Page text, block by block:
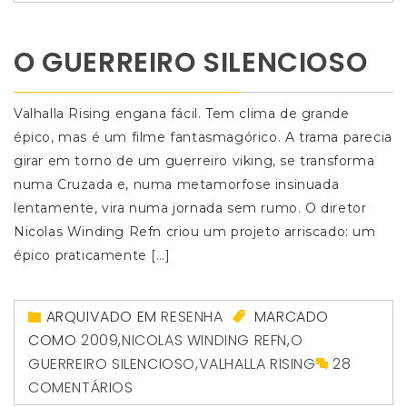
O GUERREIRO SILENCIOSO
Valhalla Rising engana fácil. Tem clima de grande
épico, mas é um filme fantasmagórico. A trama parecia
girar em torno de um guerreiro viking, se transforma
numa Cruzada e, numa metamorfose insinuada
lentamente, vira numa jornada sem rumo. O diretor
Nicolas Winding Refn criou um projeto arriscado: um
épico praticamente […]
ARQUIVADO EMRESENHA
MARCADO
COMO 2009,NICOLAS WINDING REFN,O
GUERREIRO SILENCIOSO,VALHALLA RISING
28
COMENTÁRIOS